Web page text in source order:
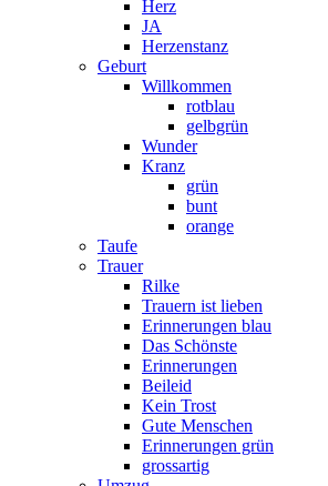
Herz
JA
Herzenstanz
Geburt
Willkommen
rotblau
gelbgrün
Wunder
Kranz
grün
bunt
orange
Taufe
Trauer
Rilke
Trauern ist lieben
Erinnerungen blau
Das Schönste
Erinnerungen
Beileid
Kein Trost
Gute Menschen
Erinnerungen grün
grossartig